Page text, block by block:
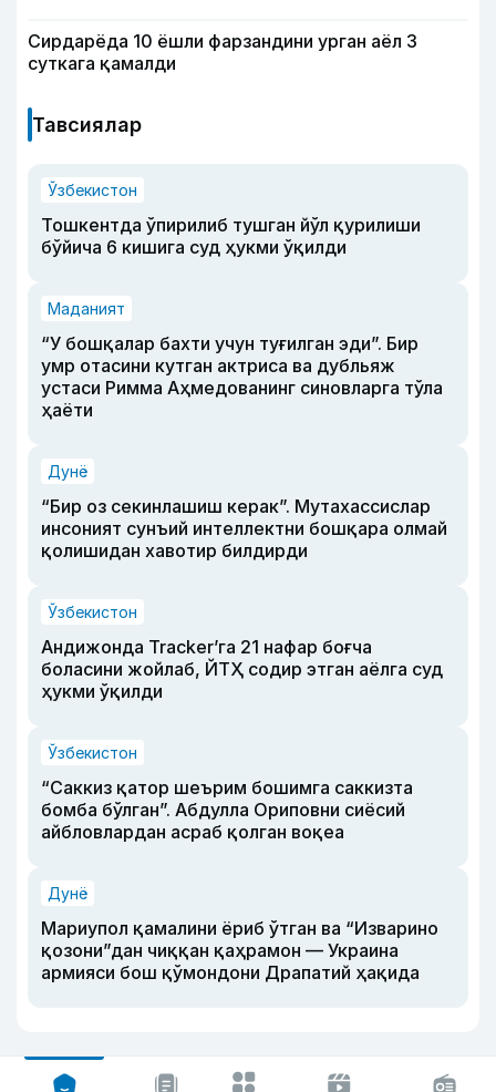
Сирдарёда 10 ёшли фарзандини урган аёл 3
суткага қамалди
Тавсиялар
Ўзбекистон
Тошкентда ўпирилиб тушган йўл қурилиши
бўйича 6 кишига суд ҳукми ўқилди
Маданият
“У бошқалар бахти учун туғилган эди”. Бир
умр отасини кутган актриса ва дубльяж
устаси Римма Аҳмедованинг синовларга тўла
ҳаёти
Дунё
“Бир оз секинлашиш керак”. Мутахассислар
инсоният сунъий интеллектни бошқара олмай
қолишидан хавотир билдирди
Ўзбекистон
Андижонда Tracker’га 21 нафар боғча
боласини жойлаб, ЙТҲ содир этган аёлга суд
ҳукми ўқилди
Ўзбекистон
“Саккиз қатор шеърим бошимга саккизта
бомба бўлган”. Абдулла Ориповни сиёсий
айбловлардан асраб қолган воқеа
Дунё
Мариупол қамалини ёриб ўтган ва “Изварино
қозони”дан чиққан қаҳрамон — Украина
армияси бош қўмондони Драпатий ҳақида